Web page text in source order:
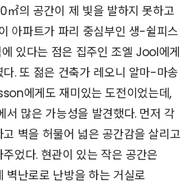
㎡의 공간이 제 빛을 발하지 못하고
아파트가 파리 중심부인 생-쉴피스
있다는 점은 집주인 조엘 Jool에게
. 또 젊은 건축가 레오니 알마-마송
에게도 재미있는 도전이었는데,
서 많은 가능성을 발견했다. 먼저 각
벽을 허물어 넓은 공간감을 살리고
었다. 현관이 있는 작은 공간은
벽난로로 난방을 하는 거실로